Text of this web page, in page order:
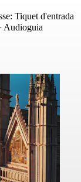
Tiquet d'entrada
Audioguia